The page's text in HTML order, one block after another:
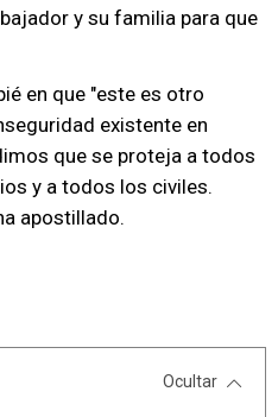
y su familia para que
en que "este es otro
existente en
que se proteja a todos
y a todos los civiles.
apostillado.
Ocultar